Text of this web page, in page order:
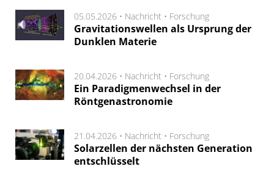
05.05.2026 • Nachricht • Forschung
Gravitationswellen als Ursprung der
Dunklen Materie
20.04.2026 • Nachricht • Forschung
Ein Paradigmenwechsel in der
Röntgenastronomie
21.04.2026 • Nachricht • Forschung
Solarzellen der nächsten Generation
entschlüsselt